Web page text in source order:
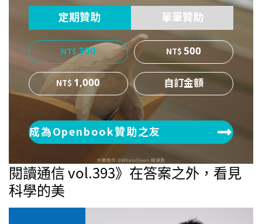
定期贊助 單筆贊助
300
500
1,000
成為Openbook贊助之友
閱讀通信 vol.393》在答案之外，看見
科學的美